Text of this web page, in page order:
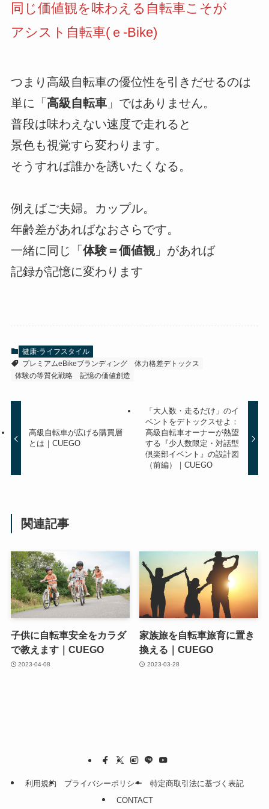
同じ価値観を味わえる自転車こそが
アシスト自転車(ｅ-Bike)
つまり高級自転車の優位性を引きだせるのは
単に「 高級自転車」ではありません。
普段は味わえない速度で走れると
景色も視覚すら変わります。
そうすれば誰かを誘いたくなる。
例えばご夫婦。カップル。
年齢差があればなおさらです。
一緒に同じ「 体験＝価値観」があれば
記録が記憶に変わります
健康-ライフスタイル
プレミアムeBikeブランディング
体力格差デトックス
体験の等質化戦略
記憶の価値創造
高級自転車が広げる購買層
とは｜CUEGO
「大人数・走るだけ」のイ
ベントをデトックスせよ：
高級自転車オーナーが熱望
する『少人数限定・対話型
倶楽部イベント』の設計図
（前編）｜CUEGO
関連記事
子供に自転車安全をカラダ
で教えます｜CUEGO
2023-04-08
家族旅を自転車旅育に置き
換える｜CUEGO
2023-03-28
利用規約 プライバシーポリシー
特定商取引法に基づく表記
CONTACT